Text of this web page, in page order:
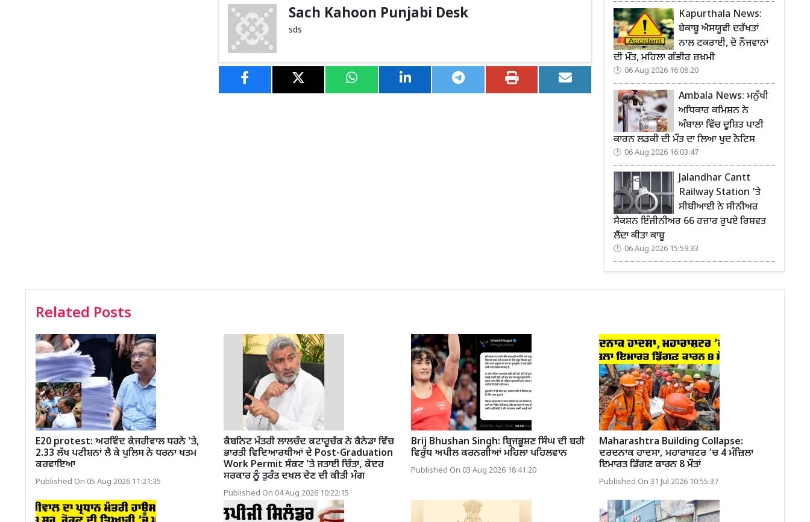
Sach Kahoon Punjabi Desk
sds
Kapurthala News:
ਬੇਕਾਬੂ ਐਸਯੂਵੀ ਦਰੱਖਤਾਂ
ਨਾਲ ਟਕਰਾਈ, ਦੋ ਨੌਜਵਾਨਾਂ
ਦੀ ਮੌਤ, ਮਹਿਲਾ ਗੰਭੀਰ ਜ਼ਖ਼ਮੀ
06 Aug 2026 16:08:20
Ambala News: ਮਨੁੱਖੀ
ਅਧਿਕਾਰ ਕਮਿਸ਼ਨ ਨੇ
ਅੰਬਾਲਾ ਵਿੱਚ ਦੂਸ਼ਿਤ ਪਾਣੀ
ਕਾਰਨ ਲੜਕੀ ਦੀ ਮੌਤ ਦਾ ਲਿਆ ਖੁਦ ਨੋਟਿਸ
06 Aug 2026 16:03:47
Jalandhar Cantt
Railway Station 'ਤੇ
ਸੀਬੀਆਈ ਨੇ ਸੀਨੀਅਰ
ਸੈਕਸ਼ਨ ਇੰਜੀਨੀਅਰ 66 ਹਜ਼ਾਰ ਰੁਪਏ ਰਿਸ਼ਵਤ
ਲੈਂਦਾ ਕੀਤਾ ਕਾਬੂ
06 Aug 2026 15:59:33
Related Posts
E20 protest: ਅਰਵਿੰਦ ਕੇਜਰੀਵਾਲ ਧਰਨੇ 'ਤੇ,
2.33 ਲੱਖ ਪਟੀਸ਼ਨਾਂ ਲੈ ਕੇ ਪੁਲਿਸ ਨੇ ਧਰਨਾ ਖਤਮ
ਕਰਵਾਇਆ
Published On 05 Aug 2026 11:21:35
ਕੈਬਨਿਟ ਮੰਤਰੀ ਲਾਲਚੰਦ ਕਟਾਰੂਚੱਕ ਨੇ ਕੈਨੇਡਾ ਵਿੱਚ
ਭਾਰਤੀ ਵਿਦਿਆਰਥੀਆਂ ਦੇ Post-Graduation
Work Permit ਸੰਕਟ 'ਤੇ ਜਤਾਈ ਚਿੰਤਾ, ਕੇਂਦਰ
ਸਰਕਾਰ ਨੂੰ ਤੁਰੰਤ ਦਖਲ ਦੇਣ ਦੀ ਕੀਤੀ ਮੰਗ
Published On 04 Aug 2026 10:22:15
Brij Bhushan Singh: ਬ੍ਰਿਜਭੂਸ਼ਣ ਸਿੰਘ ਦੀ ਬਰੀ
ਵਿਰੁੱਧ ਅਪੀਲ ਕਰਨਗੀਆਂ ਮਹਿਲਾ ਪਹਿਲਵਾਨ
Published On 03 Aug 2026 18:41:20
Maharashtra Building Collapse:
ਦਰਦਨਾਕ ਹਾਦਸਾ, ਮਹਾਰਾਸ਼ਟਰ ’ਚ 4 ਮੰਜ਼ਿਲਾ
ਇਮਾਰਤ ਡਿੱਗਣ ਕਾਰਨ 8 ਮੌਤਾਂ
Published On 31 Jul 2026 10:55:37